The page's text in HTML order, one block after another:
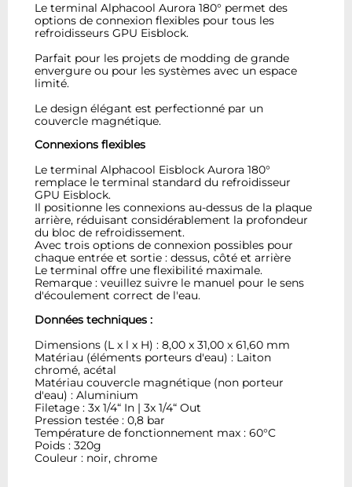
Le terminal Alphacool Aurora 180° permet des
options de connexion flexibles pour tous les
refroidisseurs GPU Eisblock.
Parfait pour les projets de modding de grande
envergure ou pour les systèmes avec un espace
limité.
Le design élégant est perfectionné par un
couvercle magnétique.
Connexions flexibles
Le terminal Alphacool Eisblock Aurora 180°
remplace le terminal standard du refroidisseur
GPU Eisblock.
Il positionne les connexions au-dessus de la plaque
arrière, réduisant considérablement la profondeur
du bloc de refroidissement.
Avec trois options de connexion possibles pour
chaque entrée et sortie : dessus, côté et arrière
Le terminal offre une flexibilité maximale.
Remarque : veuillez suivre le manuel pour le sens
d'écoulement correct de l'eau.
Données techniques :
Dimensions (L x l x H) : 8,00 x 31,00 x 61,60 mm
Matériau (éléments porteurs d'eau) : Laiton
chromé, acétal
Matériau couvercle magnétique (non porteur
d'eau) : Aluminium
Filetage : 3x 1/4“ In | 3x 1/4“ Out
Pression testée : 0,8 bar
Température de fonctionnement max : 60°C
Poids : 320g
Couleur : noir, chrome